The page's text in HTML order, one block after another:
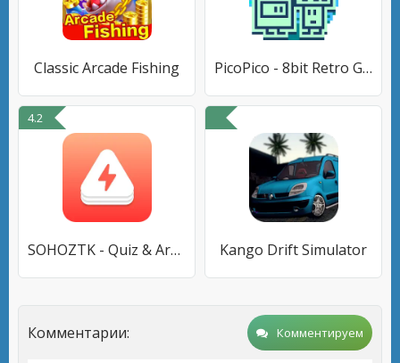
Classic Arcade Fishing PicoPico - 8bit Retro Games
4.2
SOHOZTK - Quiz & Arcade Games Kango Drift Simulator
Комментарии: Комментируем